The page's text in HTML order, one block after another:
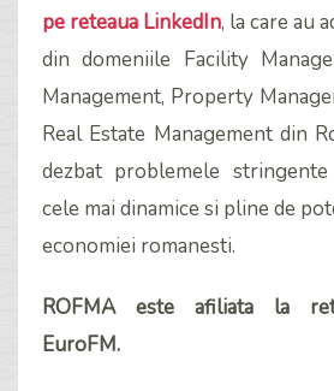
pe reteaua LinkedIn, la care au
din domeniile Facility
Management, Property
Real Estate Management din
dezbat problemele
cele mai dinamice si pline de
economiei romanesti.
ROFMA este afiliata la
EuroFM.